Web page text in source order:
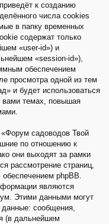
к созданию
числа cookies
в папку временных
содержат только
«user-id») и
«session-id»),
обеспечением
просмотра одной из тем
и будет использоваться
вами темах, повышая
садоводов Твой
по отношению к
они выходят за рамки
рассмотрение страниц,
phpBB.
являются
Этими данными могут
сообщения,
(в дальнейшем